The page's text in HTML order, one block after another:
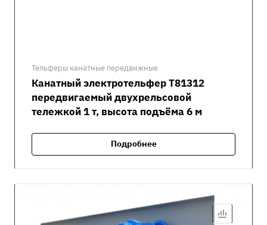
Тельферы канатные передвижные
Канатный электротельфер Т81312
передвигаемый двухрельсовой
тележкой 1 т, высота подъёма 6 м
Подробнее